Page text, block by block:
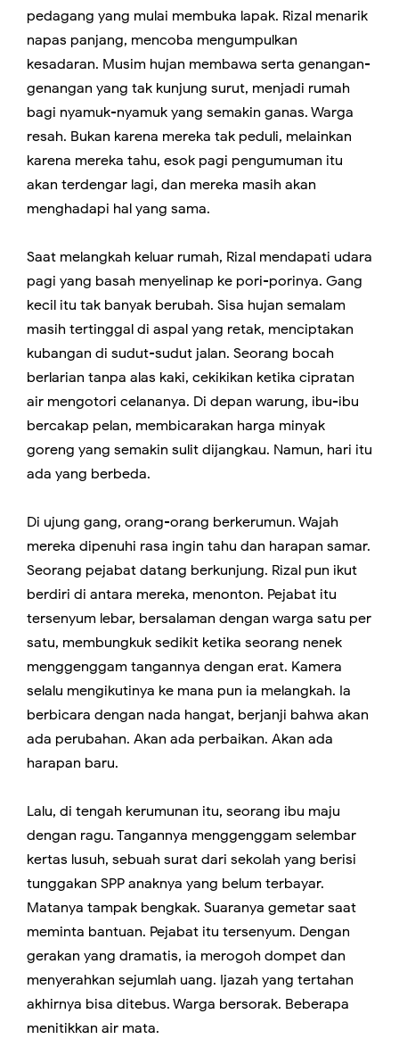
pedagang yang mulai membuka lapak. Rizal menarik
napas panjang, mencoba mengumpulkan
kesadaran. Musim hujan membawa serta genangan-
genangan yang tak kunjung surut, menjadi rumah
bagi nyamuk-nyamuk yang semakin ganas. Warga
resah. Bukan karena mereka tak peduli, melainkan
karena mereka tahu, esok pagi pengumuman itu
akan terdengar lagi, dan mereka masih akan
menghadapi hal yang sama.
Saat melangkah keluar rumah, Rizal mendapati udara
pagi yang basah menyelinap ke pori-porinya. Gang
kecil itu tak banyak berubah. Sisa hujan semalam
masih tertinggal di aspal yang retak, menciptakan
kubangan di sudut-sudut jalan. Seorang bocah
berlarian tanpa alas kaki, cekikikan ketika cipratan
air mengotori celananya. Di depan warung, ibu-ibu
bercakap pelan, membicarakan harga minyak
goreng yang semakin sulit dijangkau. Namun, hari itu
ada yang berbeda.
Di ujung gang, orang-orang berkerumun. Wajah
mereka dipenuhi rasa ingin tahu dan harapan samar.
Seorang pejabat datang berkunjung. Rizal pun ikut
berdiri di antara mereka, menonton. Pejabat itu
tersenyum lebar, bersalaman dengan warga satu per
satu, membungkuk sedikit ketika seorang nenek
menggenggam tangannya dengan erat. Kamera
selalu mengikutinya ke mana pun ia melangkah. Ia
berbicara dengan nada hangat, berjanji bahwa akan
ada perubahan. Akan ada perbaikan. Akan ada
harapan baru.
Lalu, di tengah kerumunan itu, seorang ibu maju
dengan ragu. Tangannya menggenggam selembar
kertas lusuh, sebuah surat dari sekolah yang berisi
tunggakan SPP anaknya yang belum terbayar.
Matanya tampak bengkak. Suaranya gemetar saat
meminta bantuan. Pejabat itu tersenyum. Dengan
gerakan yang dramatis, ia merogoh dompet dan
menyerahkan sejumlah uang. Ijazah yang tertahan
akhirnya bisa ditebus. Warga bersorak. Beberapa
menitikkan air mata.